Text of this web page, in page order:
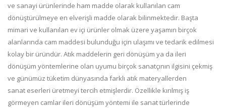
ve sanayi ürünlerinde ham madde olarak kullanılan cam
dönüştürülmeye en elverişli madde olarak bilinmektedir. Başta
mimari ve kullanılan ev içi ürünler olmak üzere yaşamın birçok
alanlarında cam maddesi bulunduğu için ulaşımı ve tedarik edilmesi
kolay bir üründür. Atık maddelerin geri dönüşüm ya da ileri
dönüşüm yöntemlerine olan uyumu birçok sanatçının ilgisini çekmiş
ve günümüz tüketim dünyasında farklı atık materyallerden
sanat eserleri üretmeyi tercih etmişlerdir. Özellikle kırılmış iş
görmeyen camlar ileri dönüşüm yöntemi ile sanat türlerinde